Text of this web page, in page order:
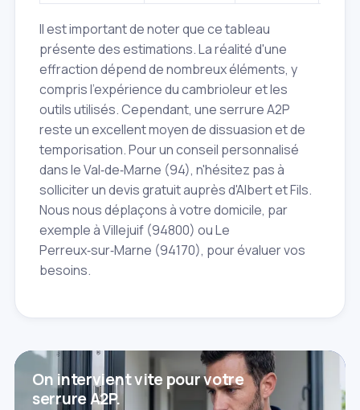
Il est important de noter que ce tableau
présente des estimations. La réalité d'une
effraction dépend de nombreux éléments, y
compris l'expérience du cambrioleur et les
outils utilisés. Cependant, une serrure A2P
reste un excellent moyen de dissuasion et de
temporisation. Pour un conseil personnalisé
dans le Val‑de‑Marne (94), n'hésitez pas à
solliciter un devis gratuit auprès d'Albert et Fils.
Nous nous déplaçons à votre domicile, par
exemple à Villejuif (94800) ou Le
Perreux‑sur‑Marne (94170), pour évaluer vos
besoins.
On intervient vite pour votre
serrure A2P.